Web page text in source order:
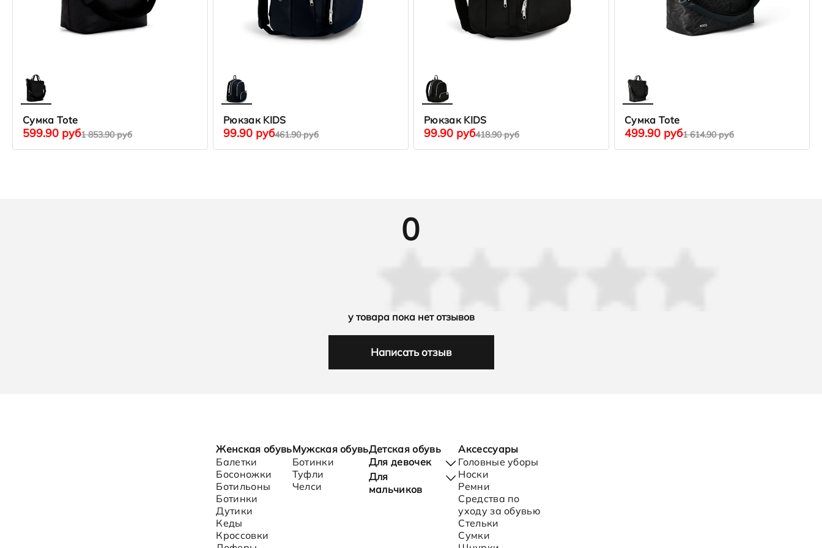
Сумка Tote
1 853.90 руб
599.90 руб
Рюкзак KIDS
461.90 руб
99.90 руб
Рюкзак KIDS
418.90 руб
99.90 руб
Сумка Tote
1 614.90 руб
499.90 руб
0
у товара пока нет отзывов
Написать отзыв
Женская обувь
Балетки
Босоножки
Ботильоны
Ботинки
Дутики
Кеды
Кроссовки
Мужская обувь
Ботинки
Туфли
Челси
Детская обувь
Для девочек
Балетки
Для
мальчиков
Аксессуары
Головные уборы
Носки
Ремни
Средства по
уходу за обувью
Стельки
Сумки